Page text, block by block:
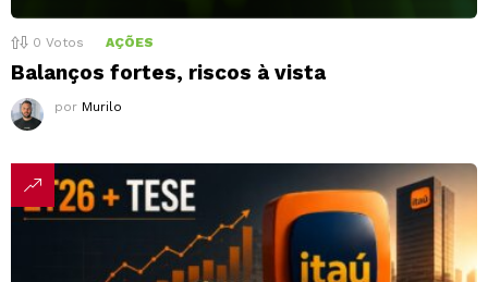
0 Votos AÇÕES
Balanços fortes, riscos à vista
por Murilo